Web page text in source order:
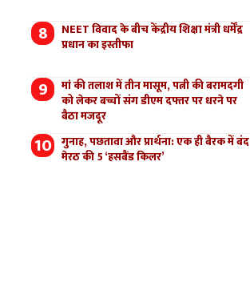
NEET विवाद के बीच केंद्रीय शिक्षा मंत्री धर्मेंद्र
प्रधान का इस्तीफा
मां की तलाश में तीन मासूम, पत्नी की बरामदगी
को लेकर बच्चों संग डीएम दफ्तर पर धरने पर
बैठा मजदूर
गुनाह, पछतावा और प्रार्थना: एक ही बैरक में बंद
मेरठ की 5 ‘हसबैंड किलर’